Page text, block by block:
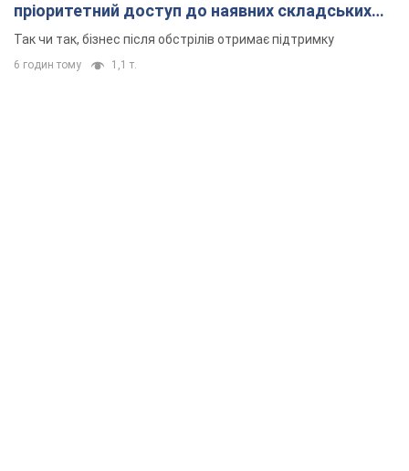
пріоритетний доступ до наявних складських
приміщень
Так чи так, бізнес після обстрілів отримає підтримку
6 годин тому 1,1 т.